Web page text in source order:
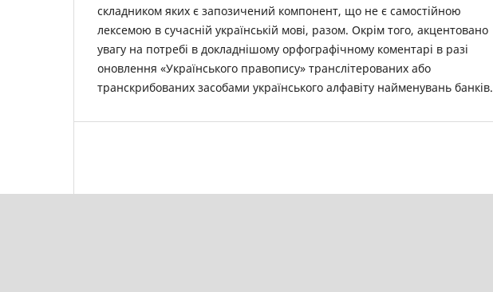
складником яких є запозичений компонент, що не є самостійною
лексемою в сучасній українській мові, разом. Окрім того, акцентовано
увагу на потребі в докладнішому орфографічному коментарі в разі
оновлення «Українського правопису» транслітерованих або
транскрибованих засобами українського алфавіту найменувань банків.